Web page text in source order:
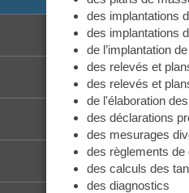
des implantations
des implantations
de l’implantation
des relevés et
des relevés et
de l'élaboration
des déclarations
des mesurages
des règlements
des calculs des
des diagnostics